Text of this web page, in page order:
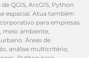
QGIS, ArcGIS, Python
espacial. Atua também
para empresas
meio ambiente,
Áreas de
análise multicritério,